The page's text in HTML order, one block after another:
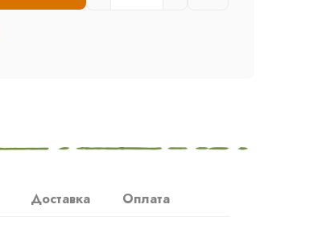
Доставка Оплата